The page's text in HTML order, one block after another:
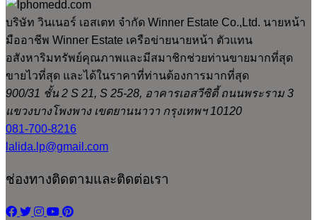
june
Lalida.lp@gmail.com
All by june
บริษัท วินเนอร์ เอสเตท จำกัด Winner Estate Co.,Ltd. นายหน้า
มืออาชีพ Winner Estate เครือข่ายนายหน้า ตัวแทน
อสังหาริมทรัพย์คุณภาพและมีสมาชิกช่วยท่านขายมากที่สุด
ขายไวที่สุด และได้ในราคาที่ท่านต้องการมากที่สุด
แขวงบางโพงพาง เขตยานนาวา กรุงเทพฯ 10120
081-700-8216